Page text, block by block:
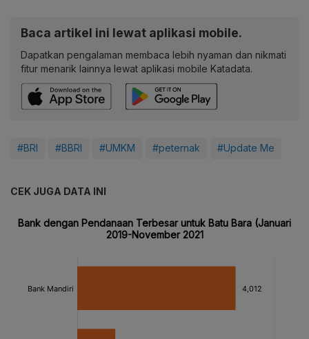
Baca artikel ini lewat aplikasi mobile.
Dapatkan pengalaman membaca lebih nyaman dan nikmati
fitur menarik lainnya lewat aplikasi mobile Katadata.
#BRI #BBRI #UMKM #peternak #Update Me
CEK JUGA DATA INI